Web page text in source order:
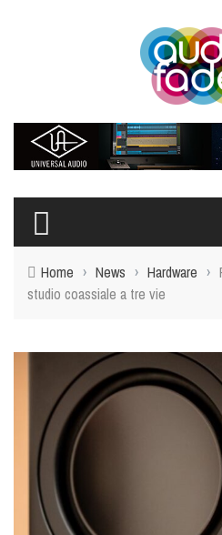
Home › News › Hardware ›
studio coassiale a tre vie